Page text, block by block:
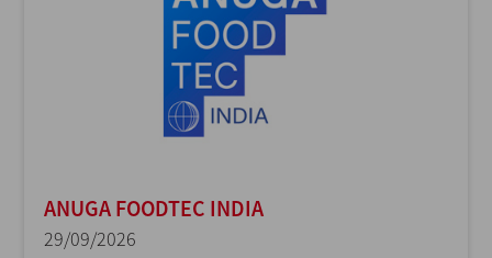
ANUGA FOODTEC INDIA
29/09/2026